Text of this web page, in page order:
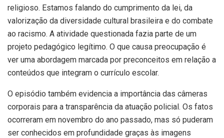
religioso. Estamos falando do cumprimento da lei, da
valorização da diversidade cultural brasileira e do combate
ao racismo. A atividade questionada fazia parte de um
projeto pedagógico legítimo. O que causa preocupação é
ver uma abordagem marcada por preconceitos em relação a
conteúdos que integram o currículo escolar.
O episódio também evidencia a importância das câmeras
corporais para a transparência da atuação policial. Os fatos
ocorreram em novembro do ano passado, mas só puderam
ser conhecidos em profundidade graças às imagens